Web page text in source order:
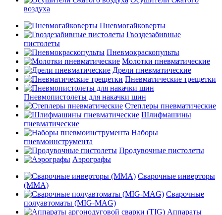
воздуха
Пневмогайковерты
Гвоздезабивные
пистолеты
Пневмокраскопульты
Молотки пневматические
Дрели пневматические
Пневматические трещетки
Пневмопистолеты для накачки шин
Степлеры пневматические
Шлифмашины
пневматические
Наборы
пневмоинструмента
Продувочные пистолеты
Аэрографы
Сварочные инверторы
(MMA)
Сварочные
полуавтоматы (MIG-MAG)
Аппараты